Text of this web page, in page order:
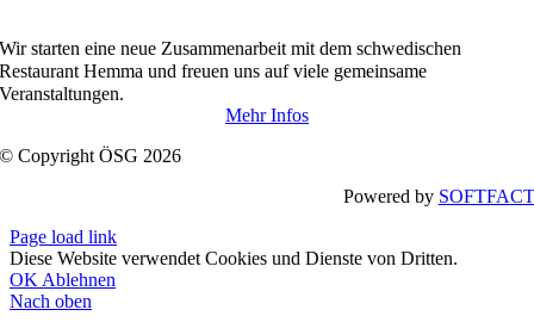
Wir starteneine neue Zusammenarbeit mit dem schwedischen
Restaurant Hemma und freuen uns auf viele gemeinsame
Veranstaltungen.
Mehr Infos
© Copyright ÖSG 2026
Powered by SOFTFACT
Page load link
Diese Website verwendet Cookies und Dienste von Dritten.
OK Ablehnen
Nach oben